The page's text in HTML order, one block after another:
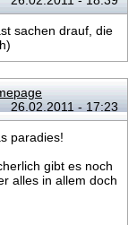
sachen drauf, die
26.02.2011 - 17:23
paradies!
gibt es noch
alles in allem doch